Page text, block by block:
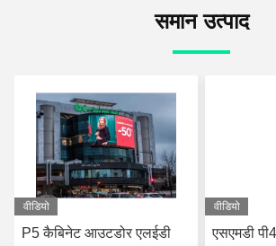
समान उत्पाद
वीडियो
P5 कैबिनेट आउटडोर एलईडी
वीडियो
एसएमडी